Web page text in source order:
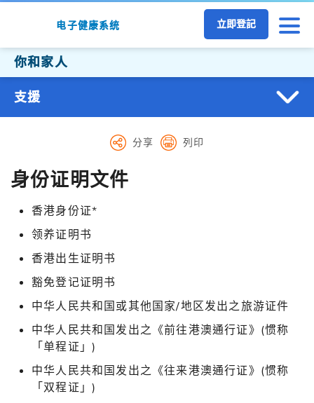
电子健康系统 立即登記
你和家人
支援
分享 列印
身份证明文件
香港身份证*
领养证明书
香港出生证明书
豁免登记证明书
中华人民共和国或其他国家/地区发出之旅游证件
中华人民共和国发出之《前往港澳通行证》(惯称
「单程证」)
中华人民共和国发出之《往来港澳通行证》(惯称
「双程证」)